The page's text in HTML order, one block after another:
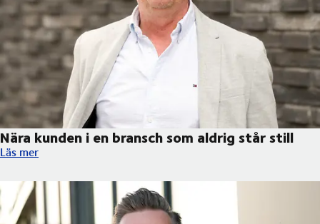
Nära kunden i en bransch som aldrig står still
Nära kunden i en bransch som aldrig står still
Läs mer